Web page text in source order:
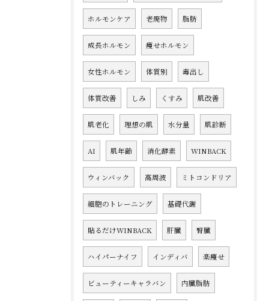
ホルモンケア 老廃物 脂肪
成長ホルモン 痩せホルモン
女性ホルモン 体質別 毒出し
体質改善 しみ くすみ 肌改善
肌老化 理想の肌 水分量 肌診断
AI 肌年齢 消化酵素 WINBACK
ウィンバック 高周波 ミトコンドリア
細胞のトレーニング 基礎代謝
貼るだけWINBACK 肝臓 腎臓
ハイパーナイフ インディバ 楽痩せ
ビューティーキャラバン 内臓脂肪